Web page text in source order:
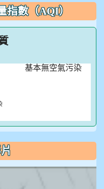
指數（AQI）